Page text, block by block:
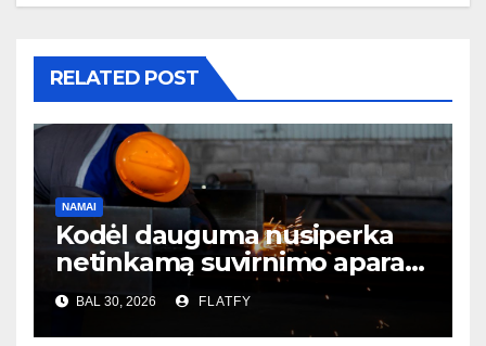
RELATED POST
NAMAI
Kodėl dauguma nusiperka
netinkamą suvirnimo aparatą
– ir to net nesupranta?
BAL 30, 2026 FLATFY